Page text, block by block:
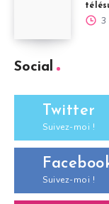
3
Social
Twitter
Suivez-moi !
Suivez-moi !